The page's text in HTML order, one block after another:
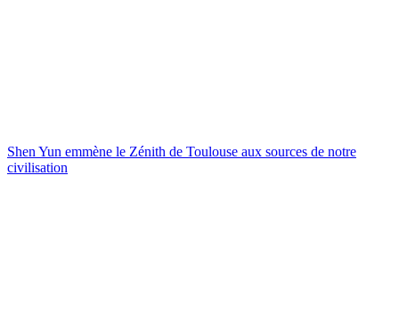
Shen Yun emmène le Zénith de Toulouse aux sources de notre
civilisation